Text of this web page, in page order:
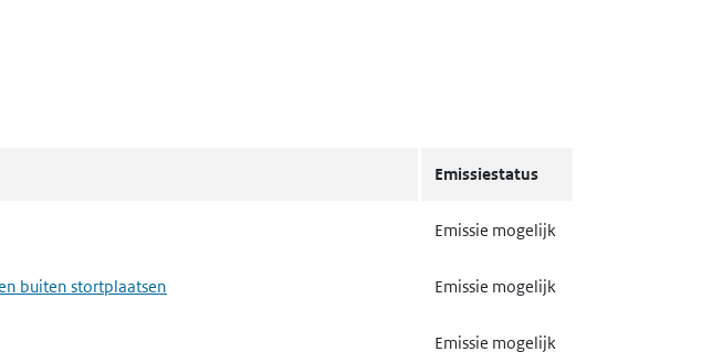
Emissiestatus
Emissie mogelijk
buiten stortplaatsen Emissie mogelijk
Emissie mogelijk